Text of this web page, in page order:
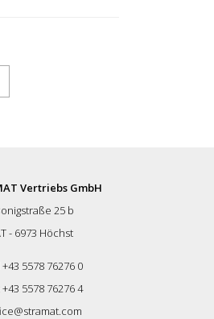
-
Vertriebs GmbH
25 b
- 6973 Höchst
5578 76276 0
+43 5578 76276 4